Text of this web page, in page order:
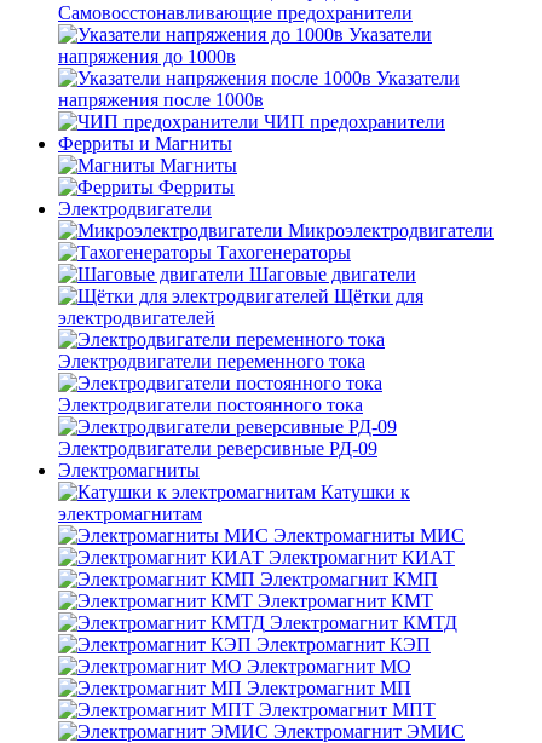
Самовосстонавливающие предохранители
Указатели
напряжения до 1000в
Указатели
напряжения после 1000в
ЧИП предохранители
Ферриты и Магниты
Магниты
Ферриты
Электродвигатели
Микроэлектродвигатели
Тахогенераторы
Шаговые двигатели
Щётки для
электродвигателей
Электродвигатели переменного тока
Электродвигатели постоянного тока
Электродвигатели реверсивные РД-09
Электромагниты
Катушки к
электромагнитам
Электромагниты МИС
Электромагнит КИАТ
Электромагнит КМП
Электромагнит КМТ
Электромагнит КМТД
Электромагнит КЭП
Электромагнит МО
Электромагнит МП
Электромагнит МПТ
Электромагнит ЭМИС